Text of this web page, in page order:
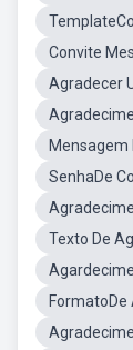
Convite
Agradecer
Mensagem
SenhaDe
Texto De
FormatoDe